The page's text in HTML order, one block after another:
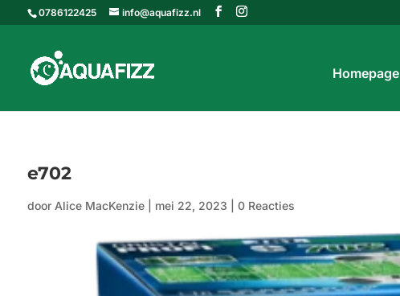
0786122425 info@aquafizz.nl
Homepage
e702
door Alice MacKenzie| mei 22, 2023 0 Reacties